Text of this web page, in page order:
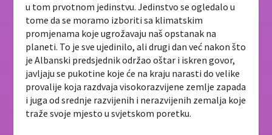
u tom prvotnom jedinstvu. Jedinstvo se ogledalo u
tome da se moramo izboriti sa klimatskim
promjenama koje ugrožavaju naš opstanak na
planeti. To je sve ujedinilo, ali drugi dan već nakon što
je Albanski predsjednik održao oštar i iskren govor,
javljaju se pukotine koje će na kraju narasti do velike
provalije koja razdvaja visokorazvijene zemlje zapada
i juga od srednje razvijenih i nerazvijenih zemalja koje
traže svoje mjesto u svjetskom poretku.